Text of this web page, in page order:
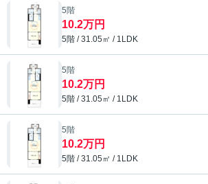
5階
10.2万円
5階 / 31.05㎡ / 1LDK
5階
10.2万円
5階 / 31.05㎡ / 1LDK
5階
10.2万円
5階 / 31.05㎡ / 1LDK